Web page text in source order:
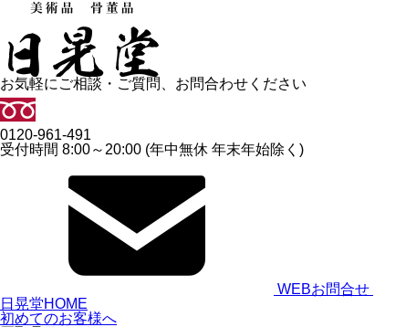
お気軽にご相談・ご質問、お問合わせください
0120-961-491
受付時間 8:00～20:00 (年中無休 年末年始除く)
WEBお問合せ
日晃堂HOME
初めてのお客様へ